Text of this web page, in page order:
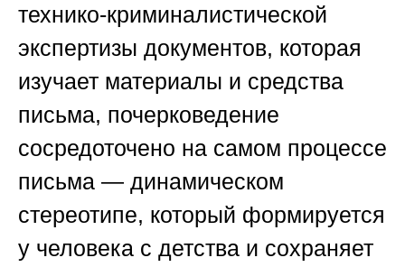
технико-криминалистической
экспертизы документов, которая
изучает материалы и средства
письма, почерковедение
сосредоточено на самом процессе
письма — динамическом
стереотипе, который формируется
у человека с детства и сохраняет